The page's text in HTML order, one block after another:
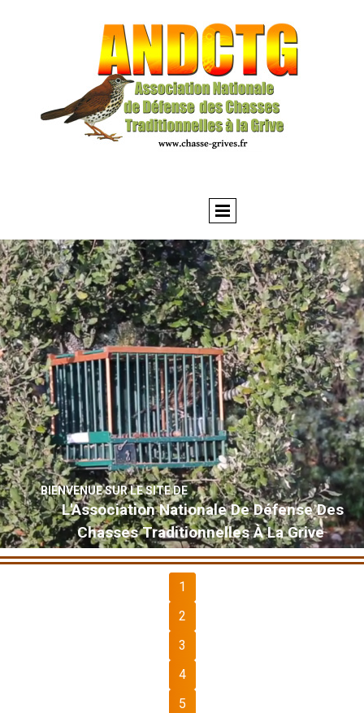
BIENVENUE SUR LE SITE DE
L'Association Nationale De Défense Des
Chasses Traditionnelles À La Grive
1
2
3
4
5